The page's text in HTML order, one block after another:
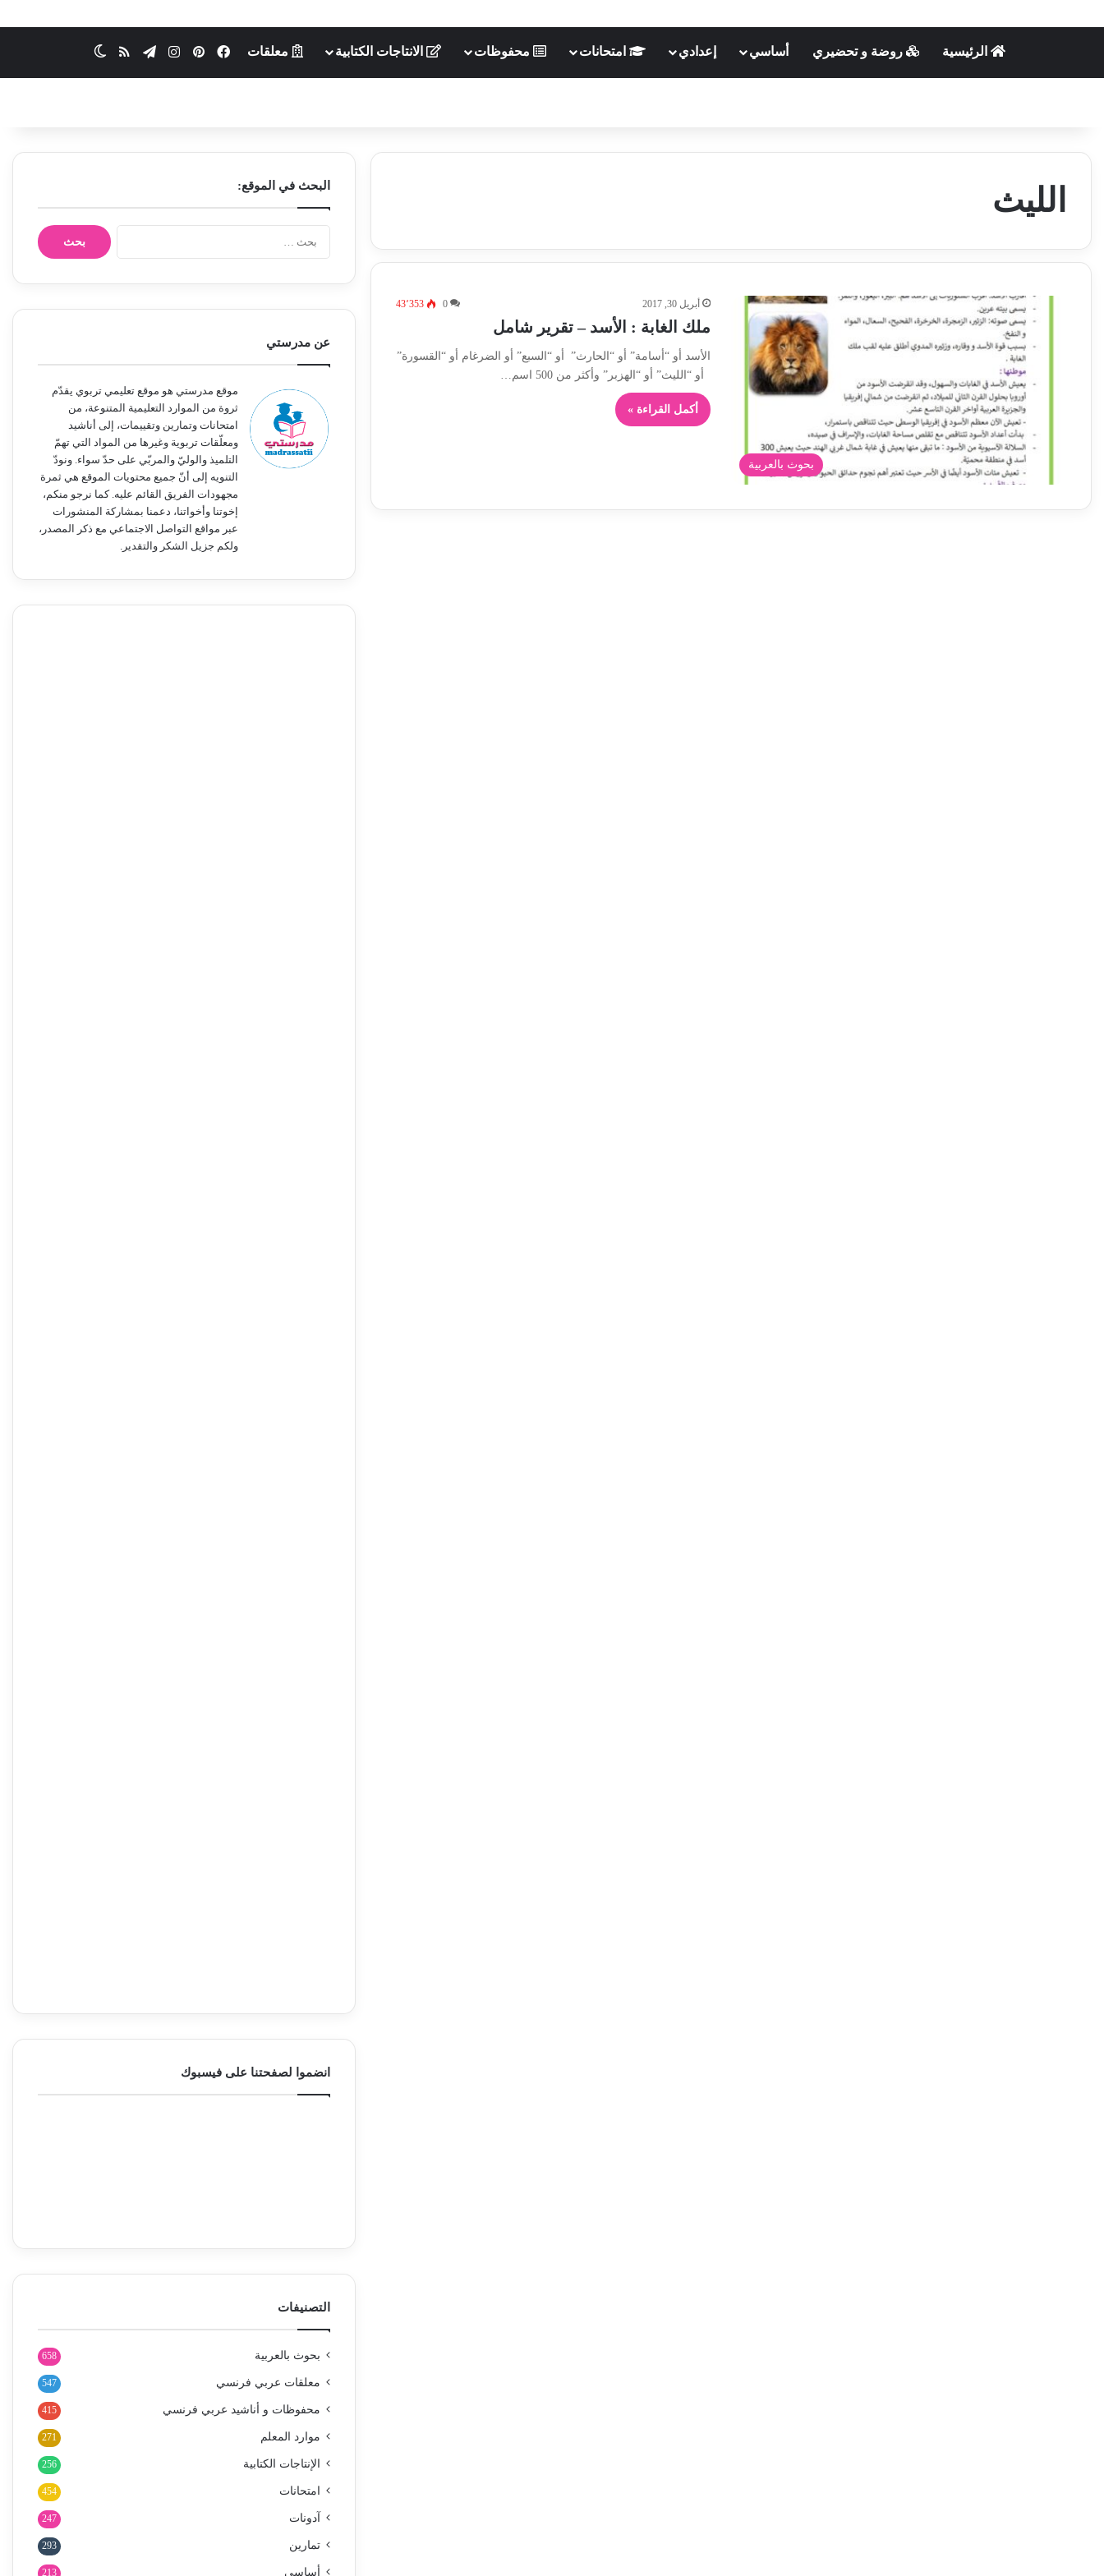
الرئيسية روضة و تحضيري أساسي إعدادي امتحانات محفوظات الانتاجات الكتابية معلقات فيسبوكبينتيريستانستقرامتيلقرامملخص الموقع RSS
الليث
بحوث بالعربية
أبريل 30, 2017 0 43٬353
ملك الغابة : الأسد – تقرير شامل
الأسد أو “أسامة” أو “الحارث” أو “السبع” أو الضرغام أو “القسورة”
أو “الليث” أو “الهزبر” وأكثر من 500 اسم…
أكمل القراءة »
البحث في الموقع:
ح
عن مدرستي
موقع مدرستي هو موقع تعليمي تربوي يقدّم
ثروة من الموارد التعليمية المتنوعة، من
امتحانات وتمارين وتقييمات، إلى أناشيد
ومعلّقات تربوية وغيرها من المواد التي تهمّ
التلميذ والوليّ والمربّي على حدّ سواء. ونودّ
التنويه إلى أنّ جميع محتويات الموقع هي ثمرة
مجهودات الفريق القائم عليه. كما نرجو منكم،
إخوتنا وأخواتنا، دعمنا بمشاركة المنشورات
عبر مواقع التواصل الاجتماعي مع ذكر المصدر،
ولكم جزيل الشكر والتقدير.
انضموا لصفحتنا على فيسبوك
التصنيفات
بحوث بالعربية 658
معلقات عربي فرنسي 547
محفوظات و أناشيد عربي فرنسي 415
موارد المعلم 271
الإنتاجات الكتابية 256
امتحانات 454
آدونات 247
تمارين 293
أساسي 213